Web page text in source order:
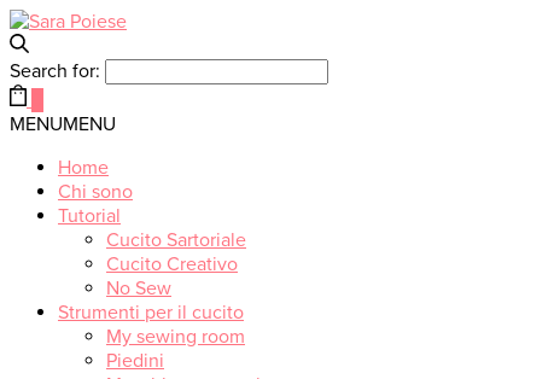
Search for:
MENUMENU
Home
Chi sono
Tutorial
Cucito Sartoriale
Cucito Creativo
No Sew
Strumenti per il cucito
My sewing room
Piedini